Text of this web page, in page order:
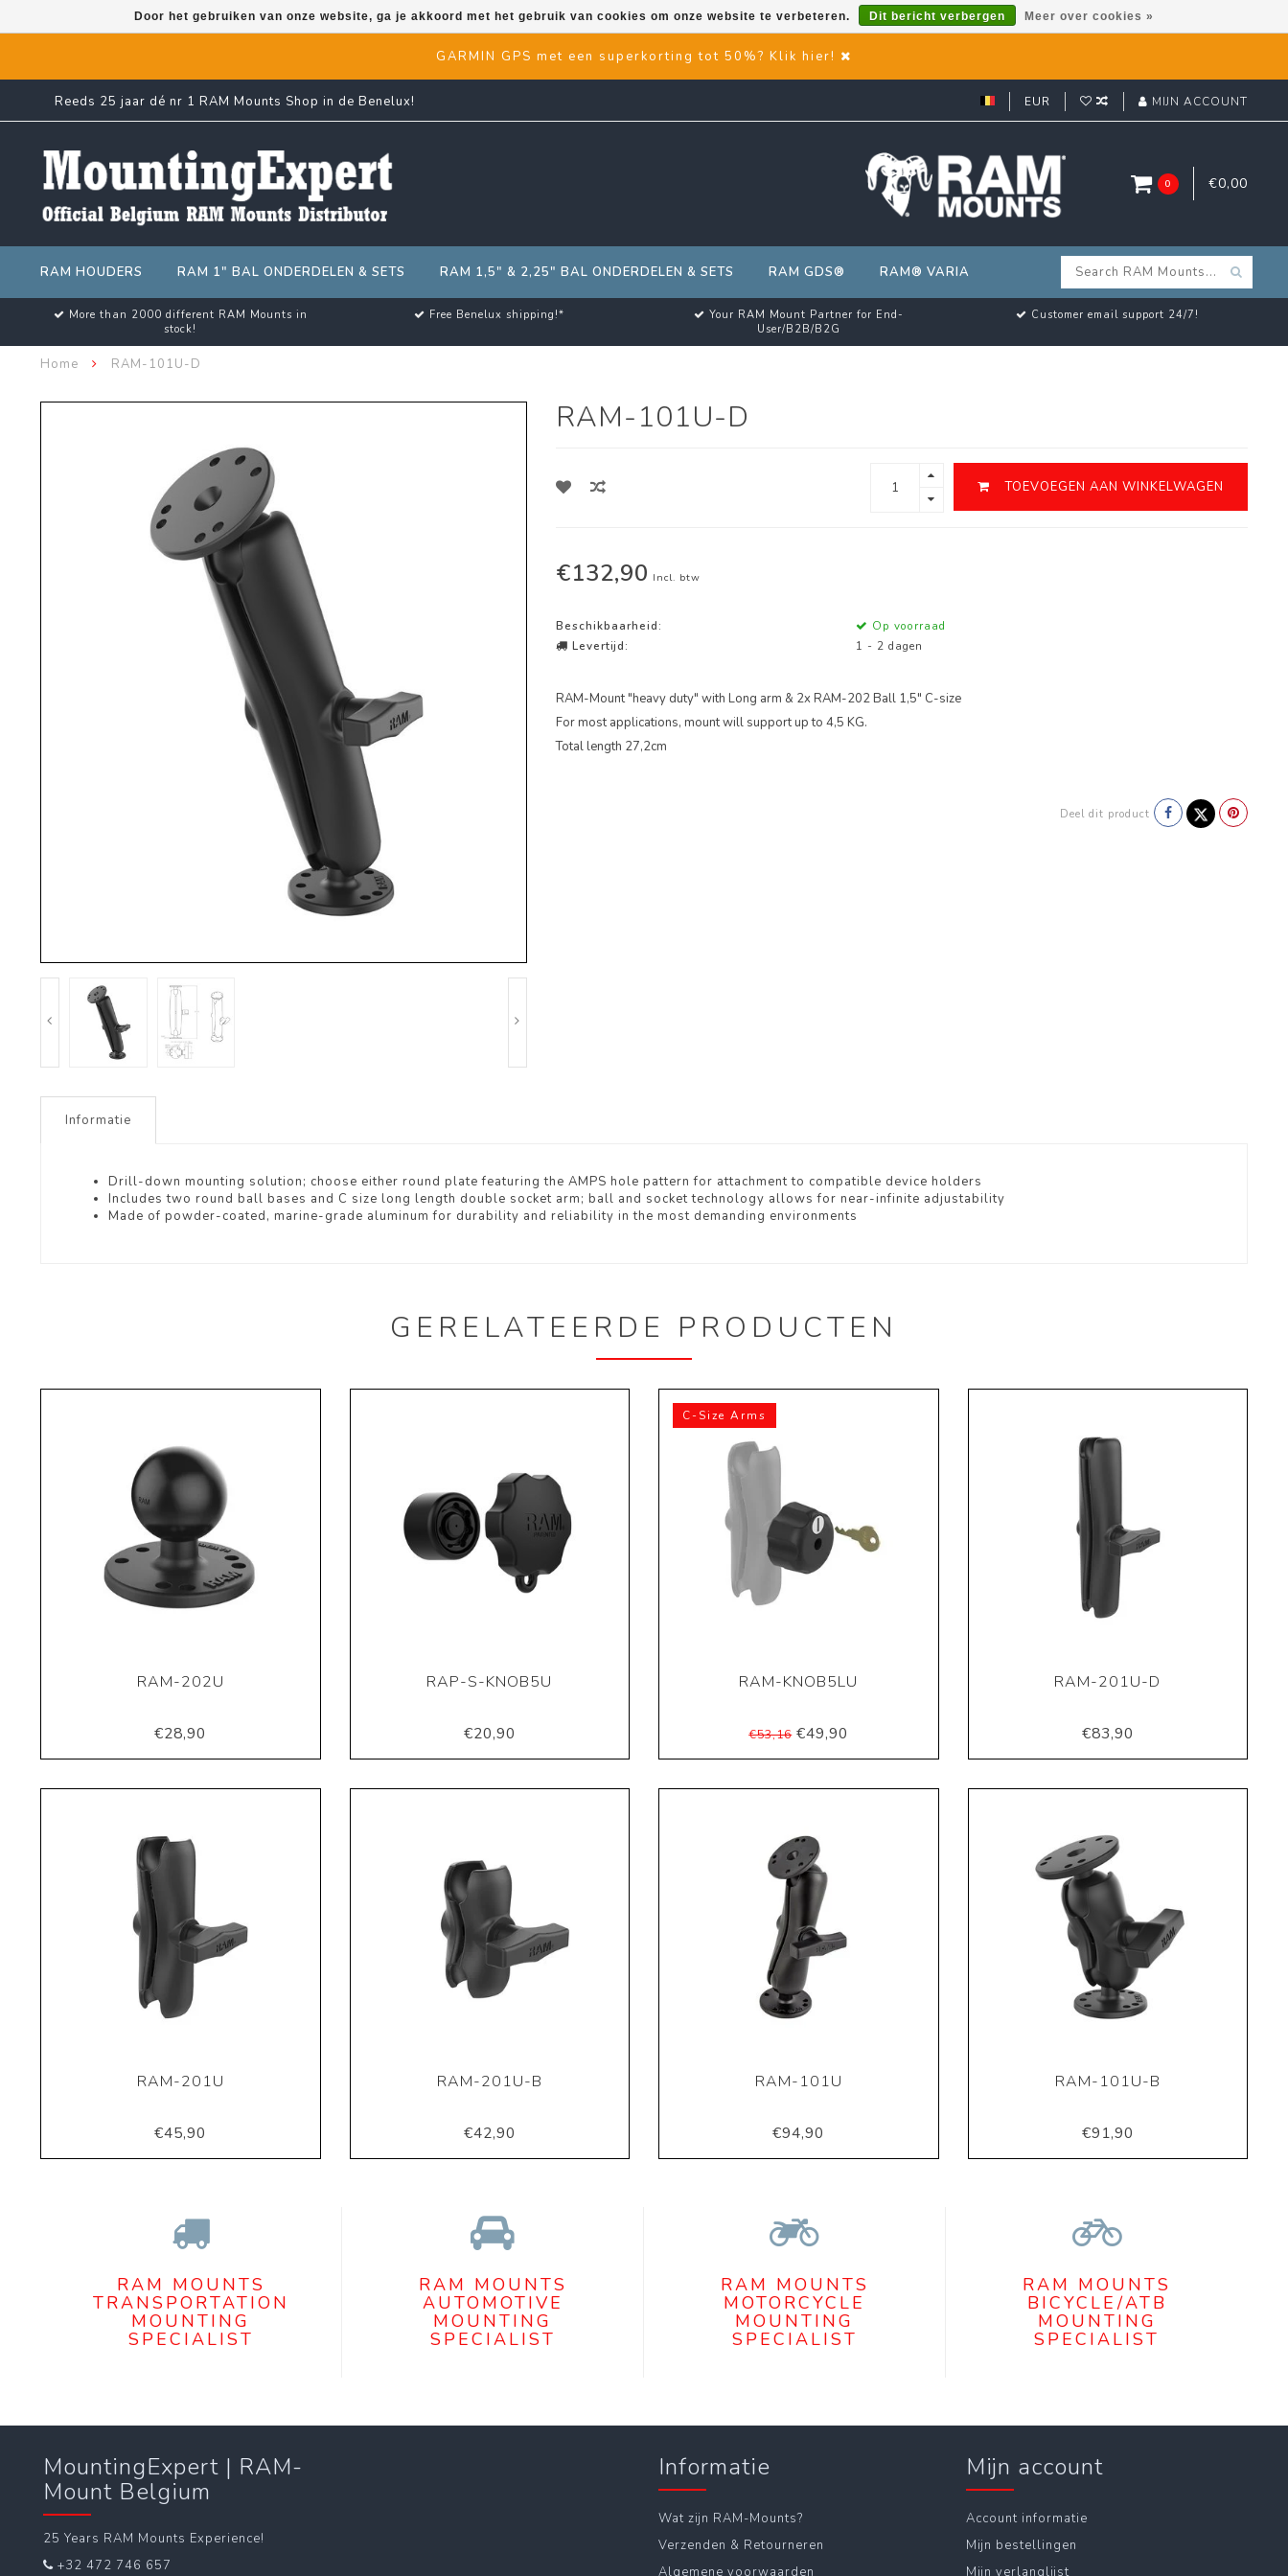
GARMIN GPS met een superkorting tot 50%? Klik hier!
Reeds 25 jaar dé nr 1 RAM Mounts Shop in de Benelux! EUR MIJN ACCOUNT
0 €0,00
RAM HOUDERS RAM 1" BAL ONDERDELEN & SETS RAM 1,5" & 2,25" BAL ONDERDELEN & SETS RAM GDS® RAM® VARIA
More than 2000 different RAM Mounts in
stock!
Free Benelux shipping!*
Your RAM Mount Partner for End-
User/B2B/B2G
Customer email support 24/7!
Home RAM-101U-D
RAM-101U-D
TOEVOEGEN AAN WINKELWAGEN
€132,90 Incl. btw
Beschikbaarheid:
Op voorraad
Levertijd:
1 - 2 dagen
RAM-Mount "heavy duty" with Long arm & 2x RAM-202 Ball 1,5" C-size
For most applications, mount will support up to 4,5 KG.
Total length 27,2cm
Deel dit product
Informatie
Drill-down mounting solution; choose either round plate featuring the AMPS hole pattern for attachment to compatible device holders
Includes two round ball bases and C size long length double socket arm; ball and socket technology allows for near-infinite adjustability
Made of powder-coated, marine-grade aluminum for durability and reliability in the most demanding environments
GERELATEERDE PRODUCTEN
RAM-202U
€28,90
RAP-S-KNOB5U
€20,90
C-Size Arms
RAM-KNOB5LU
€53,16€49,90
RAM-201U-D
€83,90
RAM-201U
€45,90
RAM-201U-B
€42,90
RAM-101U
€94,90
RAM-101U-B
€91,90
Door het gebruiken van onze website, ga je akkoord met het gebruik van cookies om onze website te verbeteren. Dit bericht verbergen Meer over cookies »
RAM MOUNTS
TRANSPORTATION
MOUNTING
SPECIALIST
RAM MOUNTS
AUTOMOTIVE
MOUNTING
SPECIALIST
RAM MOUNTS
MOTORCYCLE
MOUNTING
SPECIALIST
RAM MOUNTS
BICYCLE/ATB
MOUNTING
SPECIALIST
MountingExpert | RAM-
Mount Belgium
25 Years RAM Mounts Experience!
+32 472 746 657
Informatie
Wat zijn RAM-Mounts?
Verzenden & Retourneren
Algemene voorwaarden
Mijn account
Account informatie
Mijn bestellingen
Mijn verlanglijst